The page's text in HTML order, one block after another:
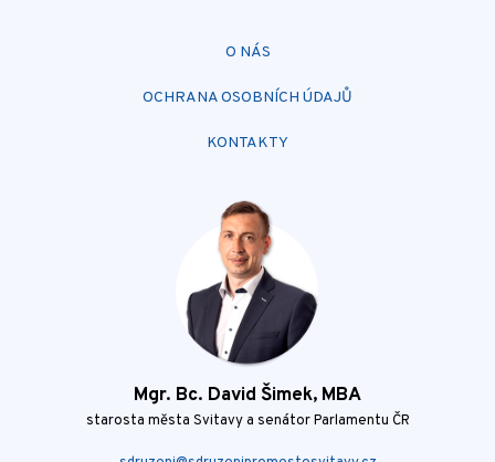
O NÁS
OCHRANA OSOBNÍCH ÚDAJŮ
KONTAKTY
Mgr. Bc. David Šimek, MBA
starosta města Svitavy a senátor Parlamentu ČR